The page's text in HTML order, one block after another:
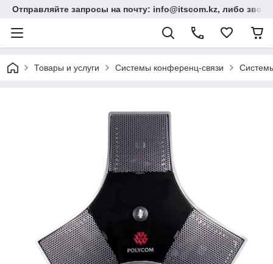
Отправляйте запросы на почту: info@itscom.kz, либо
Товары и услуги Системы конференц-связи